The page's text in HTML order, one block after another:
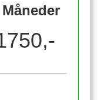
Måneder